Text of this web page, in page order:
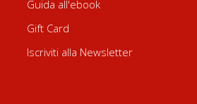
Guida all'ebook
Gift Card
Iscriviti alla Newsletter